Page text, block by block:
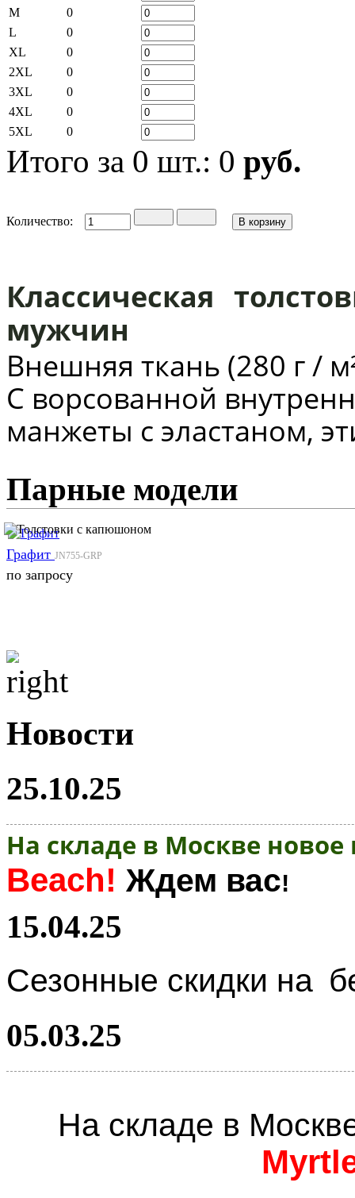
M
0
L
0
XL
0
2XL
0
3XL
0
4XL
0
5XL
0
Итого за 0 шт.: 0 руб.
Количество:
Классическая
мужчин
Внешняя ткань (280 г /
C ворсованной
манжеты с эластаном,
Парные модели
Графит JN755-GRP
по запросу
Новости
25.10.25
На складе в Москве
Beach! Ждем вас!
15.04.25
Сезонные скидки на
05.03.25
На складе в